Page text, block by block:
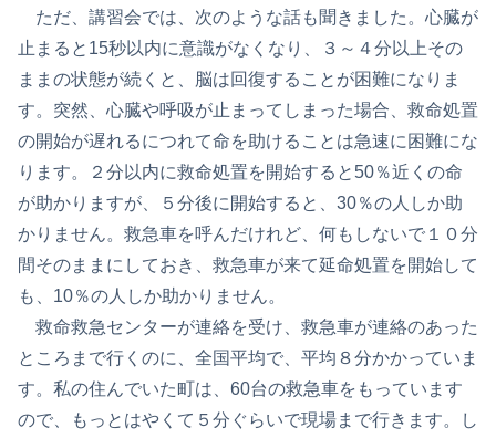
ただ、講習会では、次のような話も聞きました。心臓が
止まると15秒以内に意識がなくなり、３～４分以上その
ままの状態が続くと、脳は回復することが困難になりま
す。突然、心臓や呼吸が止まってしまった場合、救命処置
の開始が遅れるにつれて命を助けることは急速に困難にな
ります。２分以内に救命処置を開始すると50％近くの命
が助かりますが、５分後に開始すると、30％の人しか助
かりません。救急車を呼んだけれど、何もしないで１０分
間そのままにしておき、救急車が来て延命処置を開始して
も、10％の人しか助かりません。
救命救急センターが連絡を受け、救急車が連絡のあった
ところまで行くのに、全国平均で、平均８分かかっていま
す。私の住んでいた町は、60台の救急車をもっています
ので、もっとはやくて５分ぐらいで現場まで行きます。し